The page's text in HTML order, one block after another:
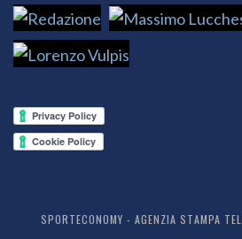
SPORTECONOMY - AGENZIA STAMPA